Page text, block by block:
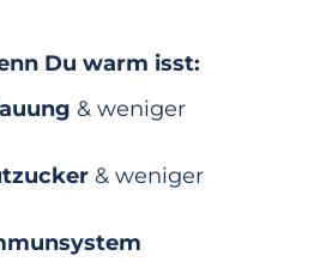
Du warm isst:
& weniger
& weniger